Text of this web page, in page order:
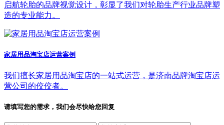
启航轮胎的品牌视觉设计，彰显了我们对轮胎生产行业品牌塑
造的专业能力。
家居用品淘宝店运营案例
我们擅长家居用品淘宝店的一站式运营，是济南品牌淘宝店运
营公司的佼佼者。
请填写您的需求，我们会尽快给您回复